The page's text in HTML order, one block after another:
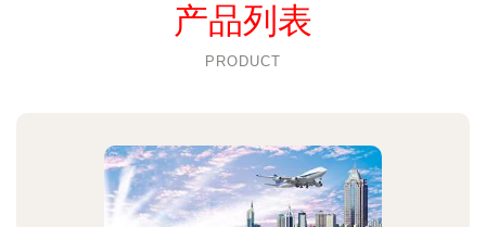
产品列表
PRODUCT